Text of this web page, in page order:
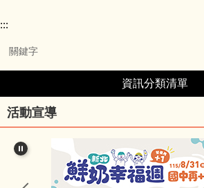
:::
資訊分類清單
資訊分類清單
同榮國小首頁
活動宣導